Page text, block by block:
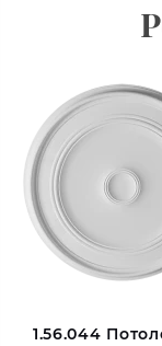
1.56.044